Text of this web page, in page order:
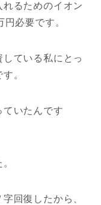
るためのイオン
必要です。
ている私にとっ
。
ていたんです
回復したから、